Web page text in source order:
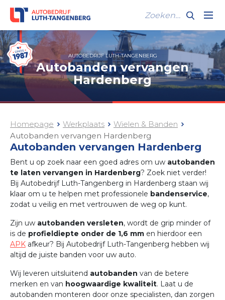
AUTOBEDRIJF LUTH-TANGENBERG
Autobanden vervangen
Hardenberg
Homepage Werkplaats
Wielen & Banden
Autobanden vervangen Hardenberg
Autobanden vervangen Hardenberg
Bent u op zoek naar een goed adres om uw autobanden
te laten vervangen in Hardenberg? Zoek niet verder!
Bij Autobedrijf Luth-Tangenberg in Hardenberg staan wij
klaar om u te helpen met professionele bandenservice,
zodat u veilig en met vertrouwen de weg op kunt.
Zijn uw autobanden versleten, wordt de grip minder of
is de profieldiepte onder de 1,6 mm en hierdoor een
APK afkeur? Bij Autobedrijf Luth-Tangenberg hebben wij
altijd de juiste banden voor uw auto.
Wij leveren uitsluitend autobanden van de betere
merken en van hoogwaardige kwaliteit. Laat u de
autobanden monteren door onze specialisten, dan zorgen